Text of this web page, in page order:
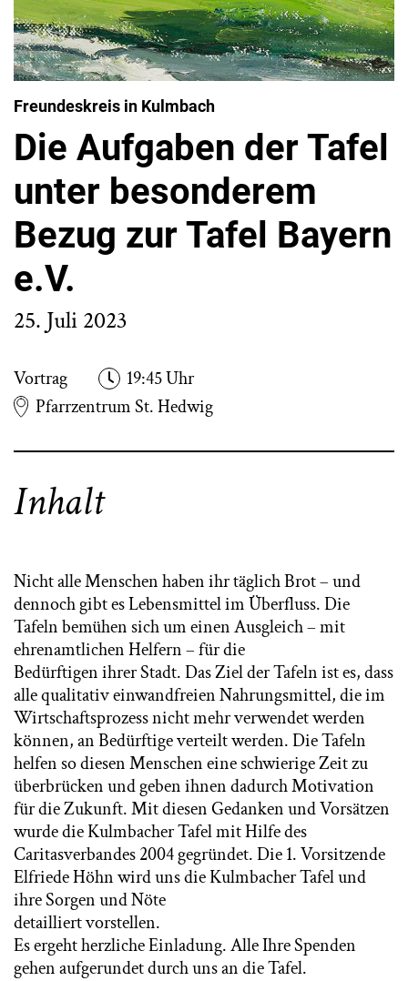
Freundeskreis in Kulmbach
Die Aufgaben der Tafel
unter besonderem
Bezug zur Tafel Bayern
e.V.
25. Juli 2023
Vortrag
19:45 Uhr
Pfarrzentrum St. Hedwig
Inhalt
Nicht alle Menschen haben ihr täglich Brot – und
dennoch gibt es Lebensmittel im Überfluss. Die
Tafeln bemühen sich um einen Ausgleich – mit
ehrenamtlichen Helfern – für die
Bedürftigen ihrer Stadt. Das Ziel der Tafeln ist es, dass
alle qualitativ einwandfreien Nahrungsmittel, die im
Wirtschaftsprozess nicht mehr verwendet werden
können, an Bedürftige verteilt werden. Die Tafeln
helfen so diesen Menschen eine schwierige Zeit zu
überbrücken und geben ihnen dadurch Motivation
für die Zukunft. Mit diesen Gedanken und Vorsätzen
wurde die Kulmbacher Tafel mit Hilfe des
Caritasverbandes 2004 gegründet. Die 1. Vorsitzende
Elfriede Höhn wird uns die Kulmbacher Tafel und
ihre Sorgen und Nöte
detailliert vorstellen.
Es ergeht herzliche Einladung. Alle Ihre Spenden
gehen aufgerundet durch uns an die Tafel.